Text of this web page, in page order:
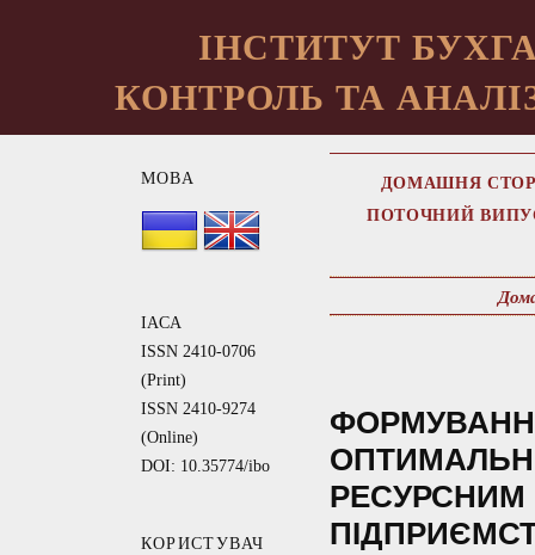
ІНСТИТУТ
КОНТРОЛЬ ТА
МОВА
IACA
ISSN 2410-0706
(Print)
ISSN 2410-9274
(Online)
DOI: 10.35774/ibo
КОРИСТУВАЧ
ДОМАШНЯ
ПОТОЧНИЙ
РЕСУРСНИМ